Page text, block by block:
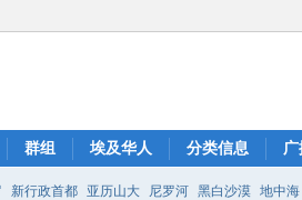
群组 埃及华人 分类信息
新行政首都 亚历山大 尼罗河 黑白沙漠 地中海